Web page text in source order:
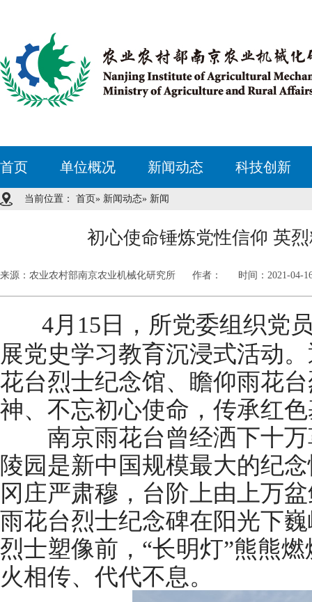
首页 单位概况 新闻动态 科技创新
当前位置： 首页» 新闻动态» 新闻
初心使命锤炼党性信仰 英
来源：农业农村部南京农业机械化研究所 作者： 时间：2021-04-
4月15日，所党委组织党
展党史学习教育沉浸式活动
花台烈士纪念馆、瞻仰雨花
神、不忘初心使命，传承红
南京雨花台曾经洒下十万
陵园是新中国规模最大的纪
冈庄严肃穆，台阶上由上万
雨花台烈士纪念碑在阳光下
烈士塑像前，“长明灯”熊熊
火相传、代代不息。